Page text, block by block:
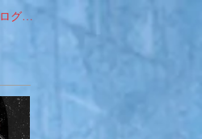
ログイン